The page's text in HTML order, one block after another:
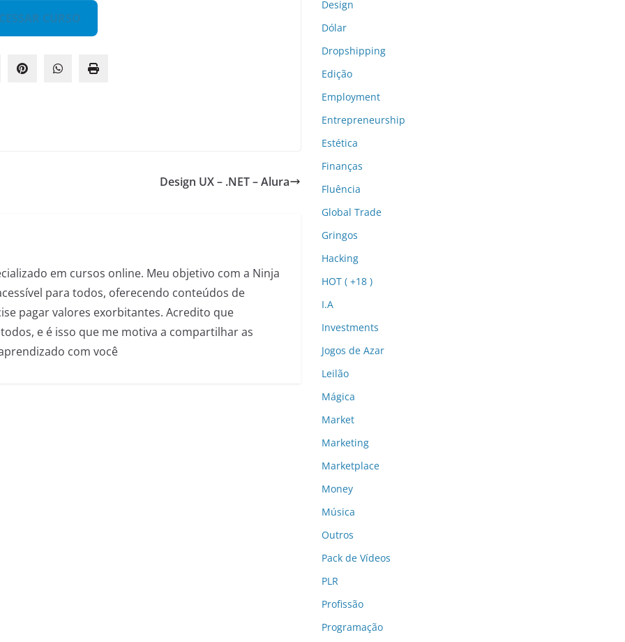
CURSO
Design UX – .NET – Alura
em cursos online. Meu objetivo com a Ninja
para todos, oferecendo conteúdos de
pagar valores exorbitantes. Acredito que
e é isso que me motiva a compartilhar as
com você
Design
Dólar
Dropshipping
Edição
Employment
Entrepreneurship
Estética
Finanças
Fluência
Global Trade
Gringos
Hacking
HOT ( +18 )
I.A
Investments
Jogos de Azar
Leilão
Mágica
Market
Marketing
Marketplace
Money
Música
Outros
Pack de Vídeos
PLR
Profissão
Programação